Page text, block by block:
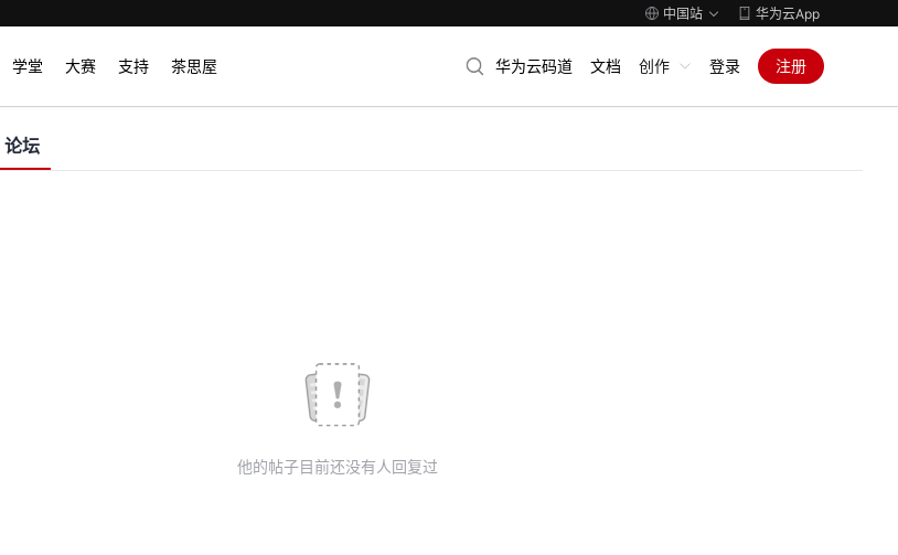
中国站 华为云App
学堂 大赛 支持 茶思屋 华为云码道 文档 创作 登录 注册
论坛
他的帖子目前还没有人回复过